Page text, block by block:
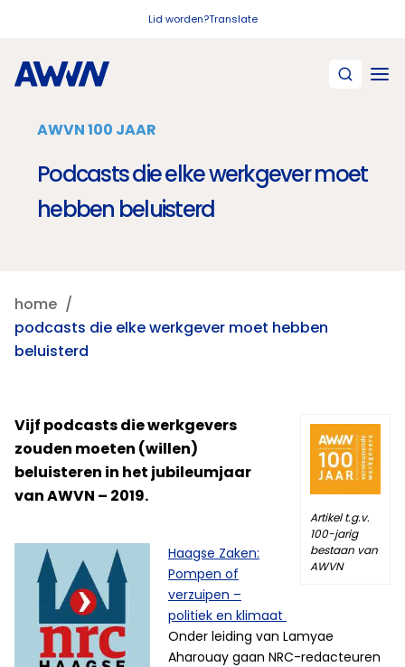
Lid worden?Translate
AWVN 100 JAAR
Podcasts die elke werkgever moet
hebben beluisterd
home
podcasts die elke werkgever moet hebben
beluisterd
Artikel t.g.v.
100-jarig
bestaan van
AWVN
Vijf podcasts die werkgevers
zouden moeten (willen)
beluisteren in het jubileumjaar
van AWVN – 2019.
Haagse Zaken:
Pompen of
verzuipen –
politiek en klimaat
Onder leiding van Lamyae
Aharouay gaan NRC-redacteuren